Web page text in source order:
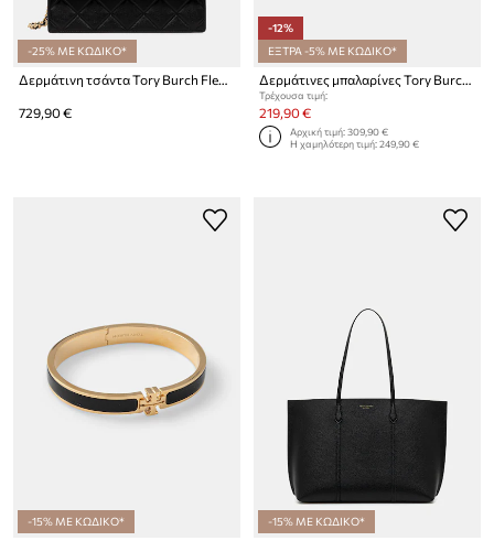
-25% ΜΕ ΚΩΔΙΚΟ*
Δερμάτινη τσάντα Tory Burch Fleming
729,90 €
-12%
ΕΞΤΡΑ -5% ΜΕ ΚΩΔΙΚΟ*
Δερμάτινες μπαλαρίνες Tory Burch Reva Travel Ballet
Τρέχουσα τιμή:
219,90 €
Αρχική τιμή:309,90 €
Η χαμηλότερη τιμή:249,90 €
-15% ΜΕ ΚΩΔΙΚΟ* -15% ΜΕ ΚΩΔΙΚΟ*